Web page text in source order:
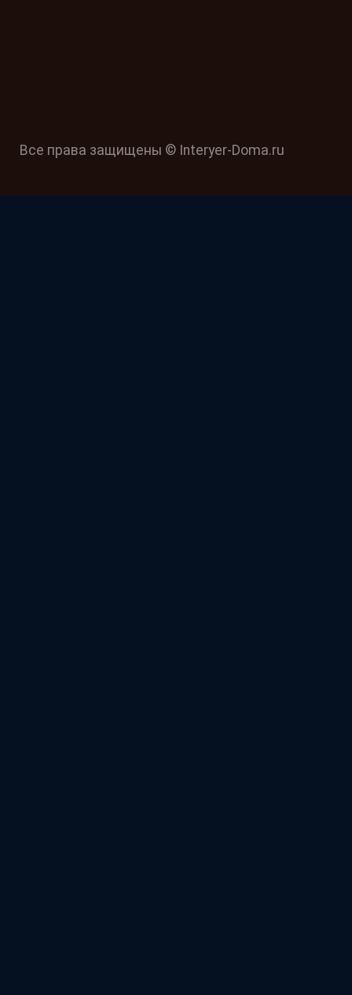
Все права защищены © Interyer-Doma.ru